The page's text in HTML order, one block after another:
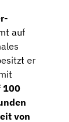
auf
er
100
von